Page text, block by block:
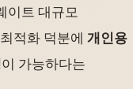
이트 대규모
적화 덕분에 개인용
이 가능하다는